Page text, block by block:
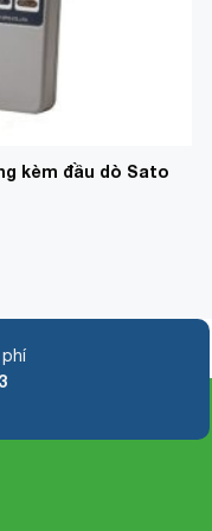
kèm đầu dò Sato